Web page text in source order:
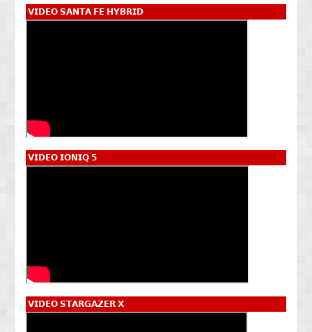
𝗩𝗜𝗗𝗘𝗢 𝗦𝗔𝗡𝗧𝗔 𝗙𝗘 𝗛𝗬𝗕𝗥𝗜𝗗
𝗩𝗜𝗗𝗘𝗢 𝗜𝗢𝗡𝗜𝗤 𝟱
𝗩𝗜𝗗𝗘𝗢 𝗦𝗧𝗔𝗥𝗚𝗔𝗭𝗘𝗥 𝗫